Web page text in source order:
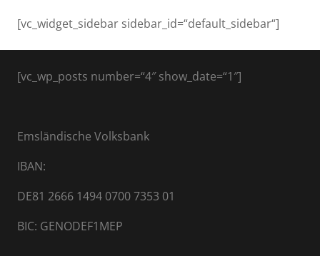
[vc_widget_sidebar sidebar_id=“default_sidebar“]
[vc_wp_posts number=“4″ show_date=“1″]
Emsländische Volksbank
IBAN:
DE81 2666 1494 0700 7353 01
BIC: GENODEF1MEP